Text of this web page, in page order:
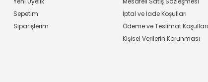
Sepetim
Siparişlerim
İptal ve İade Koşulları
Ödeme ve Teslimat Koşulları
Kişisel Verilerin Korunması